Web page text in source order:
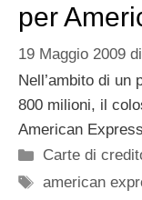
per
19 Maggio 2009 di
Nell’ambito di un
800 milioni, il
American
Categorie
Carte di
Tag
american